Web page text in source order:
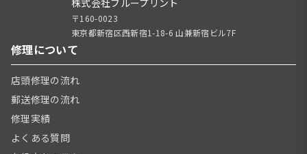
株式会社ブループリント
〒160-0023
東京都新宿区西新宿1-18-6 山兼新宿ビル7F
修理について
店頭修理の流れ
郵送修理の流れ
修理実績
よくある質問